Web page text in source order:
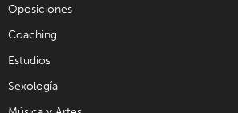
Oposiciones
Coaching
Estudios
Sexología